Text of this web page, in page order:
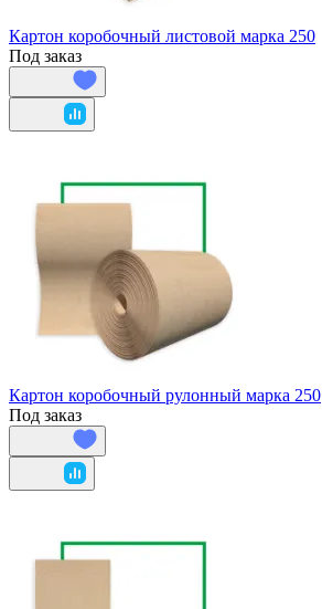
Картон коробочный листовой марка 250
Под заказ
Картон коробочный рулонный марка 250
Под заказ